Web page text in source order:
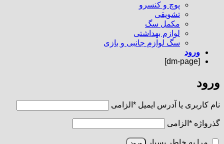
پوچ و کنسرو
تشویقی
مکمل سگ
لوازم بهداشتی
سگ لوازم جانبی و بازی
ورود
[dm-page]
ورود
نام کاربری یا آدرس ایمیل * الزامی
گذرواژه * الزامی
مرا به خاطر بسپار